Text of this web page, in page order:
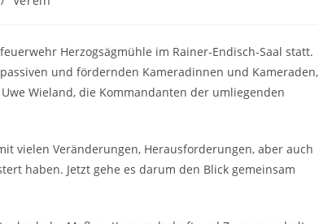
Herzogsägmühle im Rainer-Endisch-Saal statt.
und fördernden Kameradinnen und Kameraden,
Wieland, die Kommandanten der umliegenden
vielen Veränderungen, Herausforderungen, aber auch
haben. Jetzt gehe es darum den Blick gemeinsam